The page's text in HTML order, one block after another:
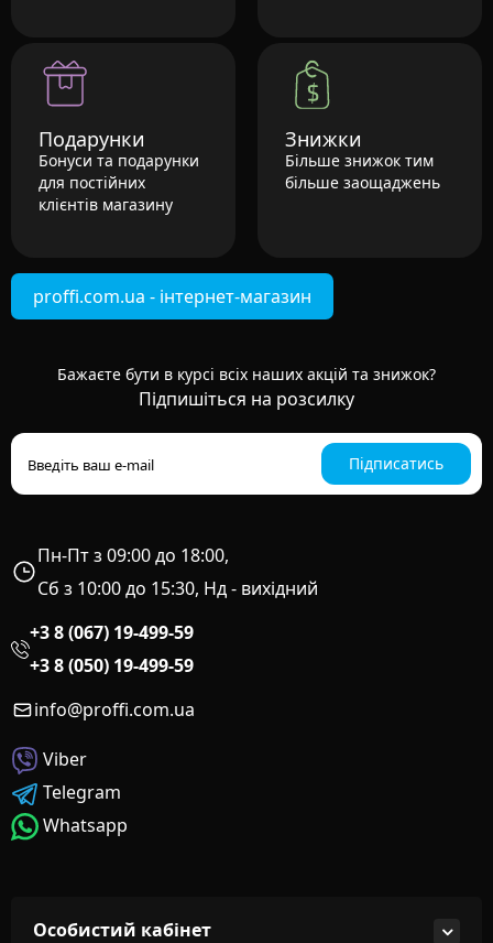
Подарунки
Бонуси та подарунки
для постійних
клієнтів магазину
Знижки
Більше знижок тим
більше заощаджень
proffi.com.ua - інтернет-магазин
Бажаєте бути в курсі всіх наших акцій та знижок?
Підпишіться на розсилку
Підписатись
Пн-Пт з 09:00 до 18:00,
Сб з 10:00 до 15:30, Нд - вихідний
+3 8 (067) 19-499-59
+3 8 (050) 19-499-59
info@proffi.com.ua
Viber
Telegram
Whatsapp
Особистий кабінет